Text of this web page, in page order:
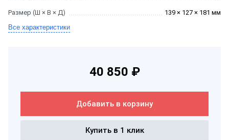
Размер (Ш × В × Д)
139 × 127 × 181 мм
Все характеристики
40 850 ₽
Добавить в корзину
Купить в 1 клик